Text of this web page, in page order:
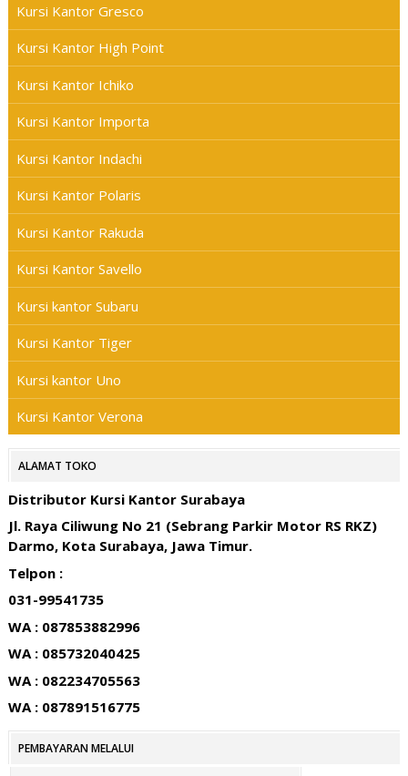
Kursi Kantor Gresco
Kursi Kantor High Point
Kursi Kantor Ichiko
Kursi Kantor Importa
Kursi Kantor Indachi
Kursi Kantor Polaris
Kursi Kantor Rakuda
Kursi Kantor Savello
Kursi kantor Subaru
Kursi Kantor Tiger
Kursi kantor Uno
Kursi Kantor Verona
ALAMAT TOKO
Distributor Kursi Kantor Surabaya
Jl. Raya Ciliwung No 21 (Sebrang Parkir Motor RS RKZ)
Darmo, Kota Surabaya, Jawa Timur.
Telpon :
031-99541735
WA : 087853882996
WA : 085732040425
WA : 082234705563
WA : 087891516775
PEMBAYARAN MELALUI